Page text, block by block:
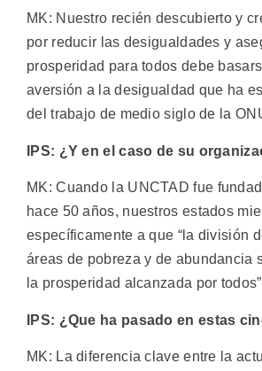
MK: Nuestro recién descubierto y
por reducir las desigualdades y
prosperidad para todos debe
aversión a la desigualdad que ha
del trabajo de medio siglo de la
IPS: ¿Y en el caso de su
MK: Cuando la UNCTAD fue
hace 50 años, nuestros estados
específicamente a que “la división
áreas de pobreza y de abundancia
la prosperidad alcanzada por
IPS: ¿Que ha pasado en estas
MK: La diferencia clave entre la